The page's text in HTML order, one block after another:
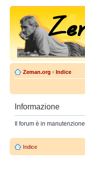
Zeman.org ‹ Indice
Informazione
Il forum è in manutenzione
Indice